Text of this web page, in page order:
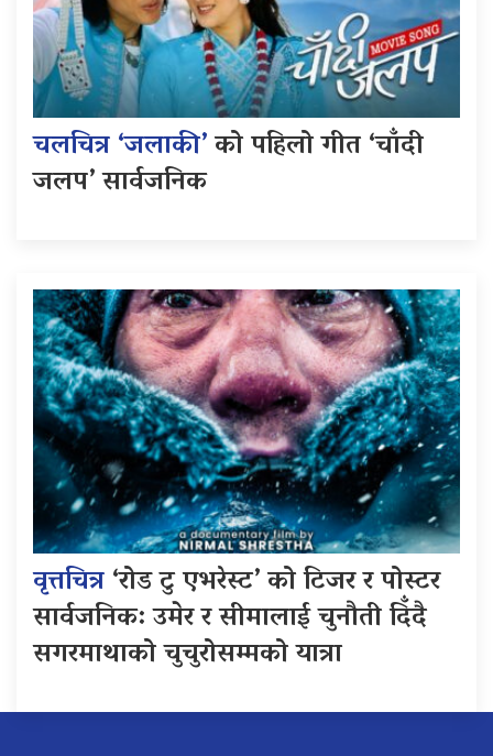
चलचित्र ‘जलाकी’को पहिलो गीत ‘चाँदी
जलप’ सार्वजनिक
वृत्तचित्र‘रोड टु एभरेस्ट’ को टिजर र पोस्टर
सार्वजनिक: उमेर र सीमालाई चुनौती दिँदै
सगरमाथाको चुचुरोसम्मको यात्रा